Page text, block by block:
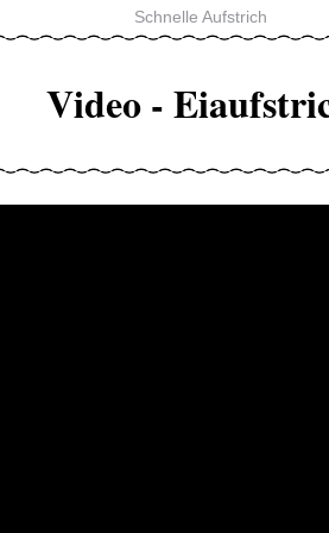
Schnelle Aufstrich
Video -